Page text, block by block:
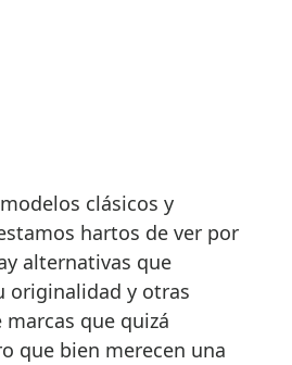
clásicos y
hartos de ver por
alternativas que
originalidad y otras
marcas que quizá
que bien merecen una